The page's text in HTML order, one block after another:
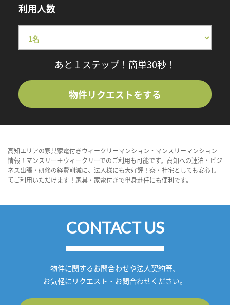
利用人数
あと１ステップ！簡単30秒！
物件リクエストをする
高知エリアの家具家電付きウィークリーマンション・マンスリーマンション
情報！マンスリー＋ウィークリーでのご利用も可能です。高知への連泊・ビジ
ネス出張・研修の経費削減に、法人様にも大好評！寮・社宅としても安心し
てご利用いただけます！家具・家電付きで単身赴任にも便利です。
CONTACT US
物件に関するお問合わせや法人契約等、
お気軽にリクエスト・お問合わせください。